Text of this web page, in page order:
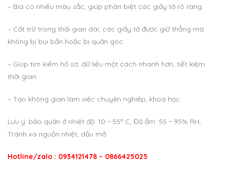
– Bìa có nhiều màu sắc, giúp phân biệt các giấy tờ rõ ràng.
– Cất trữ trong thời gian dài, các giấy tờ được giữ thẳng mà
không bị bụi bẩn hoặc bị quăn góc.
– Giúp tìm kiếm hồ sơ, dữ liệu một cách nhanh hơn, tiết kiệm
thời gian.
– Tạo không gian làm việc chuyên nghiệp, khoa học.
Lưu ý: bảo quản ở nhiệt độ: 10 ~ 55º C, Độ ẩm: 55 ~ 95% RH,
Tránh xa nguồn nhiệt, dầu mỡ.
Hotline/zalo : 0934121478 – 0866425025